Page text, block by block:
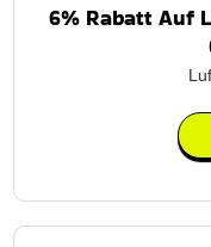
6% Rabatt Auf